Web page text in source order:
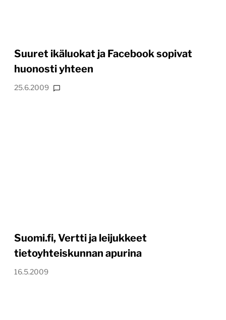
Suuret ikäluokat ja Facebook sopivat
huonosti yhteen
25.6.2009
Suomi.fi, Vertti ja leijukkeet
tietoyhteiskunnan apurina
16.5.2009